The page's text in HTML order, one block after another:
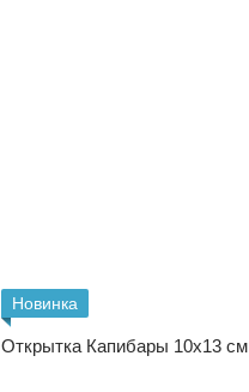
Новинка
Открытка Капибары 10х13 см